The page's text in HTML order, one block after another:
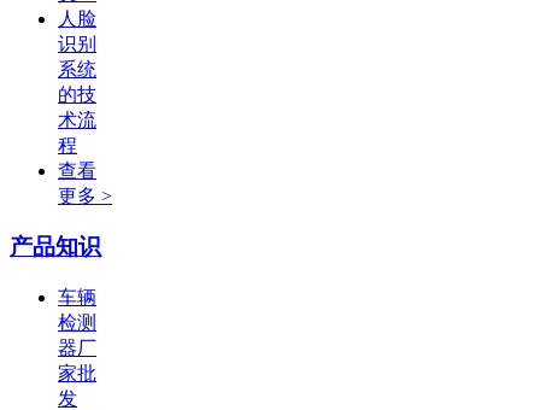
人脸
识别
系统
的技
术流
程
查看
更多 >
产品知识
车辆
检测
器厂
家批
发